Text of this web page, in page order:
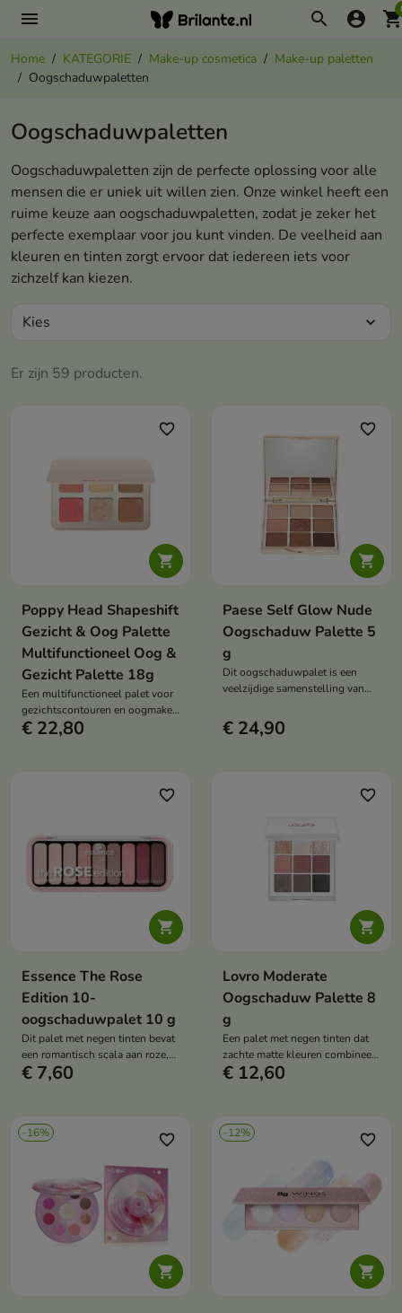
menu search account_circle
Home KATEGORIE Make-up cosmetica
Make-up paletten
Oogschaduwpaletten
Oogschaduwpaletten
Oogschaduwpaletten zijn de perfecte oplossing voor alle
mensen die er uniek uit willen zien. Onze winkel heeft een
ruime keuze aan oogschaduwpaletten, zodat je zeker het
perfecte exemplaar voor jou kunt vinden. De veelheid aan
kleuren en tinten zorgt ervoor dat iedereen iets voor
zichzelf kan kiezen.
Er zijn 59 producten.
Kies expand_more

favorite_border
Poppy Head Shapeshift
Gezicht & Oog Palette
Multifunctioneel Oog &
Gezicht Palette 18g
Een multifunctioneel palet voor
gezichtscontouren en oogmake-
up waarmee je de teint kunt
€ 22,80

favorite_border
Paese Self Glow Nude
Oogschaduw Palette 5
g
Dit oogschaduwpalet is een
veelzijdige samenstelling van
makkelijk te blenden formule.
Het stelt je in staat om vloeiende
te passen aan elke gelegenheid,
€ 24,90

favorite_border
Essence The Rose
Edition 10-
oogschaduwpalet 10 g
Dit palet met negen tinten bevat
een romantisch scala aan roze,
beige en bruin. Het combineert
nude tot een intense, roze look.
€ 7,60

favorite_border
Lovro Moderate
Oogschaduw Palette 8
g
Een palet met negen tinten dat
zachte matte kleuren combineert
met magische glitters in een
€ 12,60
-16%

favorite_border -12%

favorite_border